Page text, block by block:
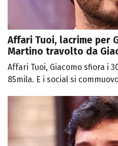
Affari Tuoi, lacrime per
Martino travolto da
Affari Tuoi, Giacomo sfiora i
85mila. E i social si